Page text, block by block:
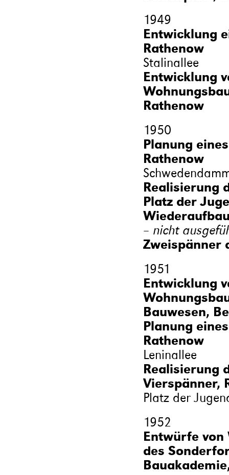
1949
Entwicklung
Rathenow
Stalinallee
Entwicklung
Rathenow
1950
Planung
Rathenow
Realisierung
Platz der
– nicht
Zweispänner
1951
Entwicklung
Bauwesen,
Planung
Rathenow
Leninallee
Realisierung
Vierspänner,
Platz der
1952
Entwürfe von
des